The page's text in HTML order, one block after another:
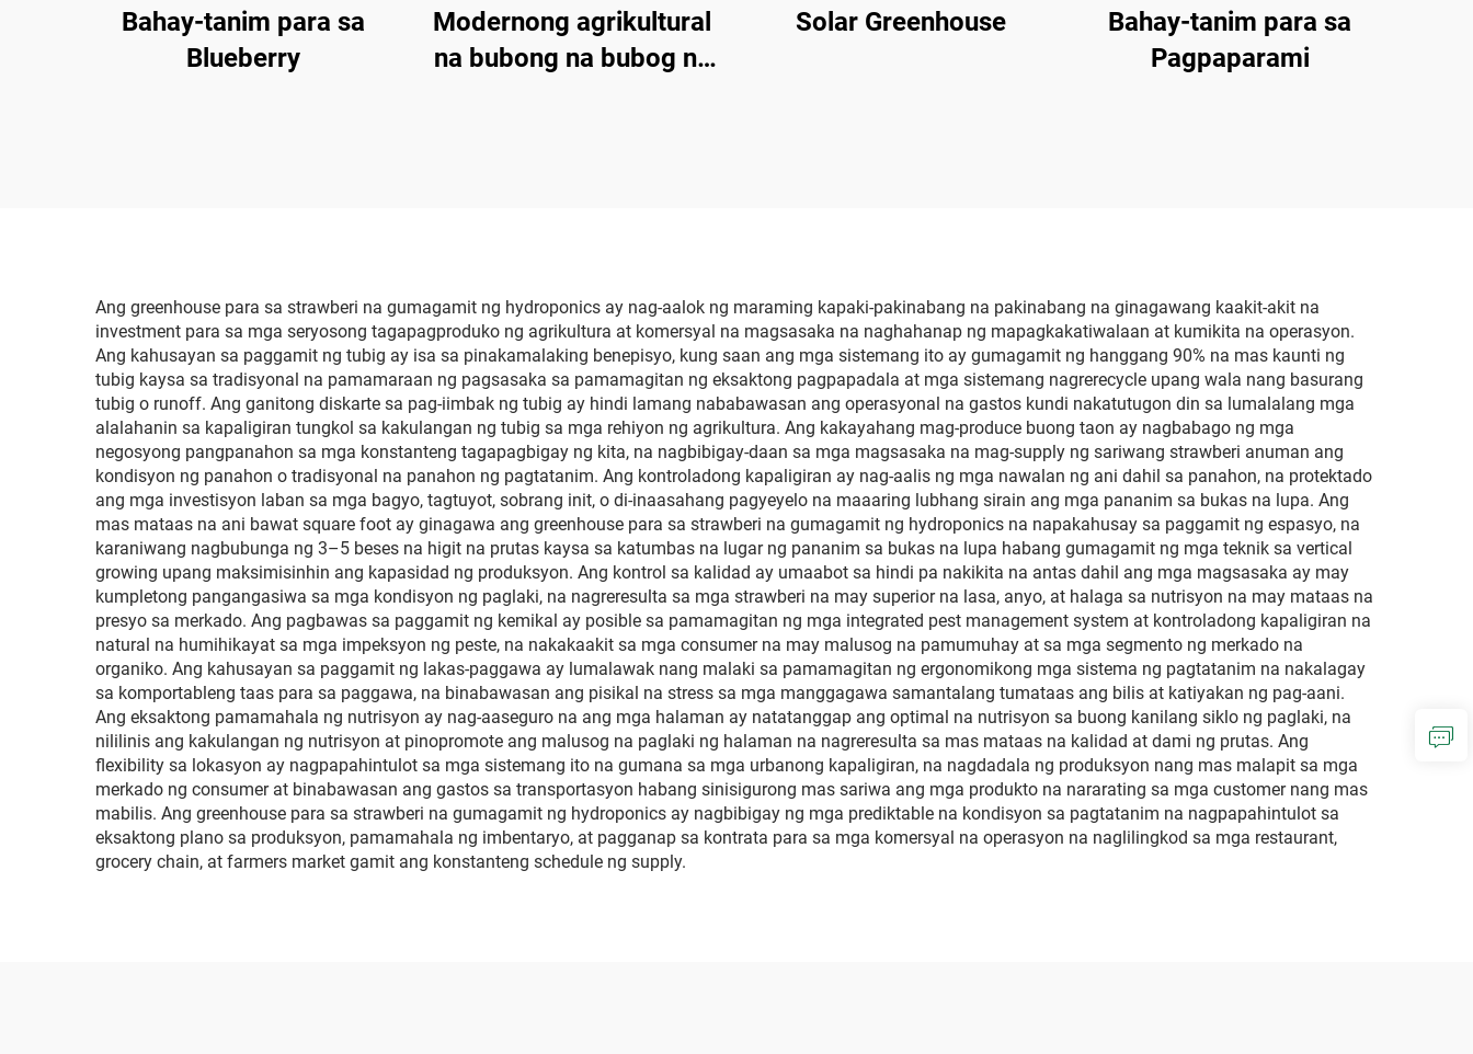
Bahay-tanim para sa
Blueberry
Modernong agrikultural
na bubong na bubog na
irigasyon
Solar Greenhouse
Bahay-tanim para sa
Pagpaparami
Ang greenhouse para sa strawberi na gumagamit ng hydroponics ay nag-aalok ng maraming kapaki-pakinabang na pakinabang na ginagawang kaakit-akit na
investment para sa mga seryosong tagapagproduko ng agrikultura at komersyal na magsasaka na naghahanap ng mapagkakatiwalaan at kumikita na operasyon.
Ang kahusayan sa paggamit ng tubig ay isa sa pinakamalaking benepisyo, kung saan ang mga sistemang ito ay gumagamit ng hanggang 90% na mas kaunti ng
tubig kaysa sa tradisyonal na pamamaraan ng pagsasaka sa pamamagitan ng eksaktong pagpapadala at mga sistemang nagrerecycle upang wala nang basurang
tubig o runoff. Ang ganitong diskarte sa pag-iimbak ng tubig ay hindi lamang nababawasan ang operasyonal na gastos kundi nakatutugon din sa lumalalang mga
alalahanin sa kapaligiran tungkol sa kakulangan ng tubig sa mga rehiyon ng agrikultura. Ang kakayahang mag-produce buong taon ay nagbabago ng mga
negosyong pangpanahon sa mga konstanteng tagapagbigay ng kita, na nagbibigay-daan sa mga magsasaka na mag-supply ng sariwang strawberi anuman ang
kondisyon ng panahon o tradisyonal na panahon ng pagtatanim. Ang kontroladong kapaligiran ay nag-aalis ng mga nawalan ng ani dahil sa panahon, na protektado
ang mga investisyon laban sa mga bagyo, tagtuyot, sobrang init, o di-inaasahang pagyeyelo na maaaring lubhang sirain ang mga pananim sa bukas na lupa. Ang
mas mataas na ani bawat square foot ay ginagawa ang greenhouse para sa strawberi na gumagamit ng hydroponics na napakahusay sa paggamit ng espasyo, na
karaniwang nagbubunga ng 3–5 beses na higit na prutas kaysa sa katumbas na lugar ng pananim sa bukas na lupa habang gumagamit ng mga teknik sa vertical
growing upang maksimisinhin ang kapasidad ng produksyon. Ang kontrol sa kalidad ay umaabot sa hindi pa nakikita na antas dahil ang mga magsasaka ay may
kumpletong pangangasiwa sa mga kondisyon ng paglaki, na nagreresulta sa mga strawberi na may superior na lasa, anyo, at halaga sa nutrisyon na may mataas na
presyo sa merkado. Ang pagbawas sa paggamit ng kemikal ay posible sa pamamagitan ng mga integrated pest management system at kontroladong kapaligiran na
natural na humihikayat sa mga impeksyon ng peste, na nakakaakit sa mga consumer na may malusog na pamumuhay at sa mga segmento ng merkado na
organiko. Ang kahusayan sa paggamit ng lakas-paggawa ay lumalawak nang malaki sa pamamagitan ng ergonomikong mga sistema ng pagtatanim na nakalagay
sa komportableng taas para sa paggawa, na binabawasan ang pisikal na stress sa mga manggagawa samantalang tumataas ang bilis at katiyakan ng pag-aani.
Ang eksaktong pamamahala ng nutrisyon ay nag-aaseguro na ang mga halaman ay natatanggap ang optimal na nutrisyon sa buong kanilang siklo ng paglaki, na
nililinis ang kakulangan ng nutrisyon at pinopromote ang malusog na paglaki ng halaman na nagreresulta sa mas mataas na kalidad at dami ng prutas. Ang
flexibility sa lokasyon ay nagpapahintulot sa mga sistemang ito na gumana sa mga urbanong kapaligiran, na nagdadala ng produksyon nang mas malapit sa mga
merkado ng consumer at binabawasan ang gastos sa transportasyon habang sinisigurong mas sariwa ang mga produkto na nararating sa mga customer nang mas
mabilis. Ang greenhouse para sa strawberi na gumagamit ng hydroponics ay nagbibigay ng mga prediktable na kondisyon sa pagtatanim na nagpapahintulot sa
eksaktong plano sa produksyon, pamamahala ng imbentaryo, at pagganap sa kontrata para sa mga komersyal na operasyon na naglilingkod sa mga restaurant,
grocery chain, at farmers market gamit ang konstanteng schedule ng supply.